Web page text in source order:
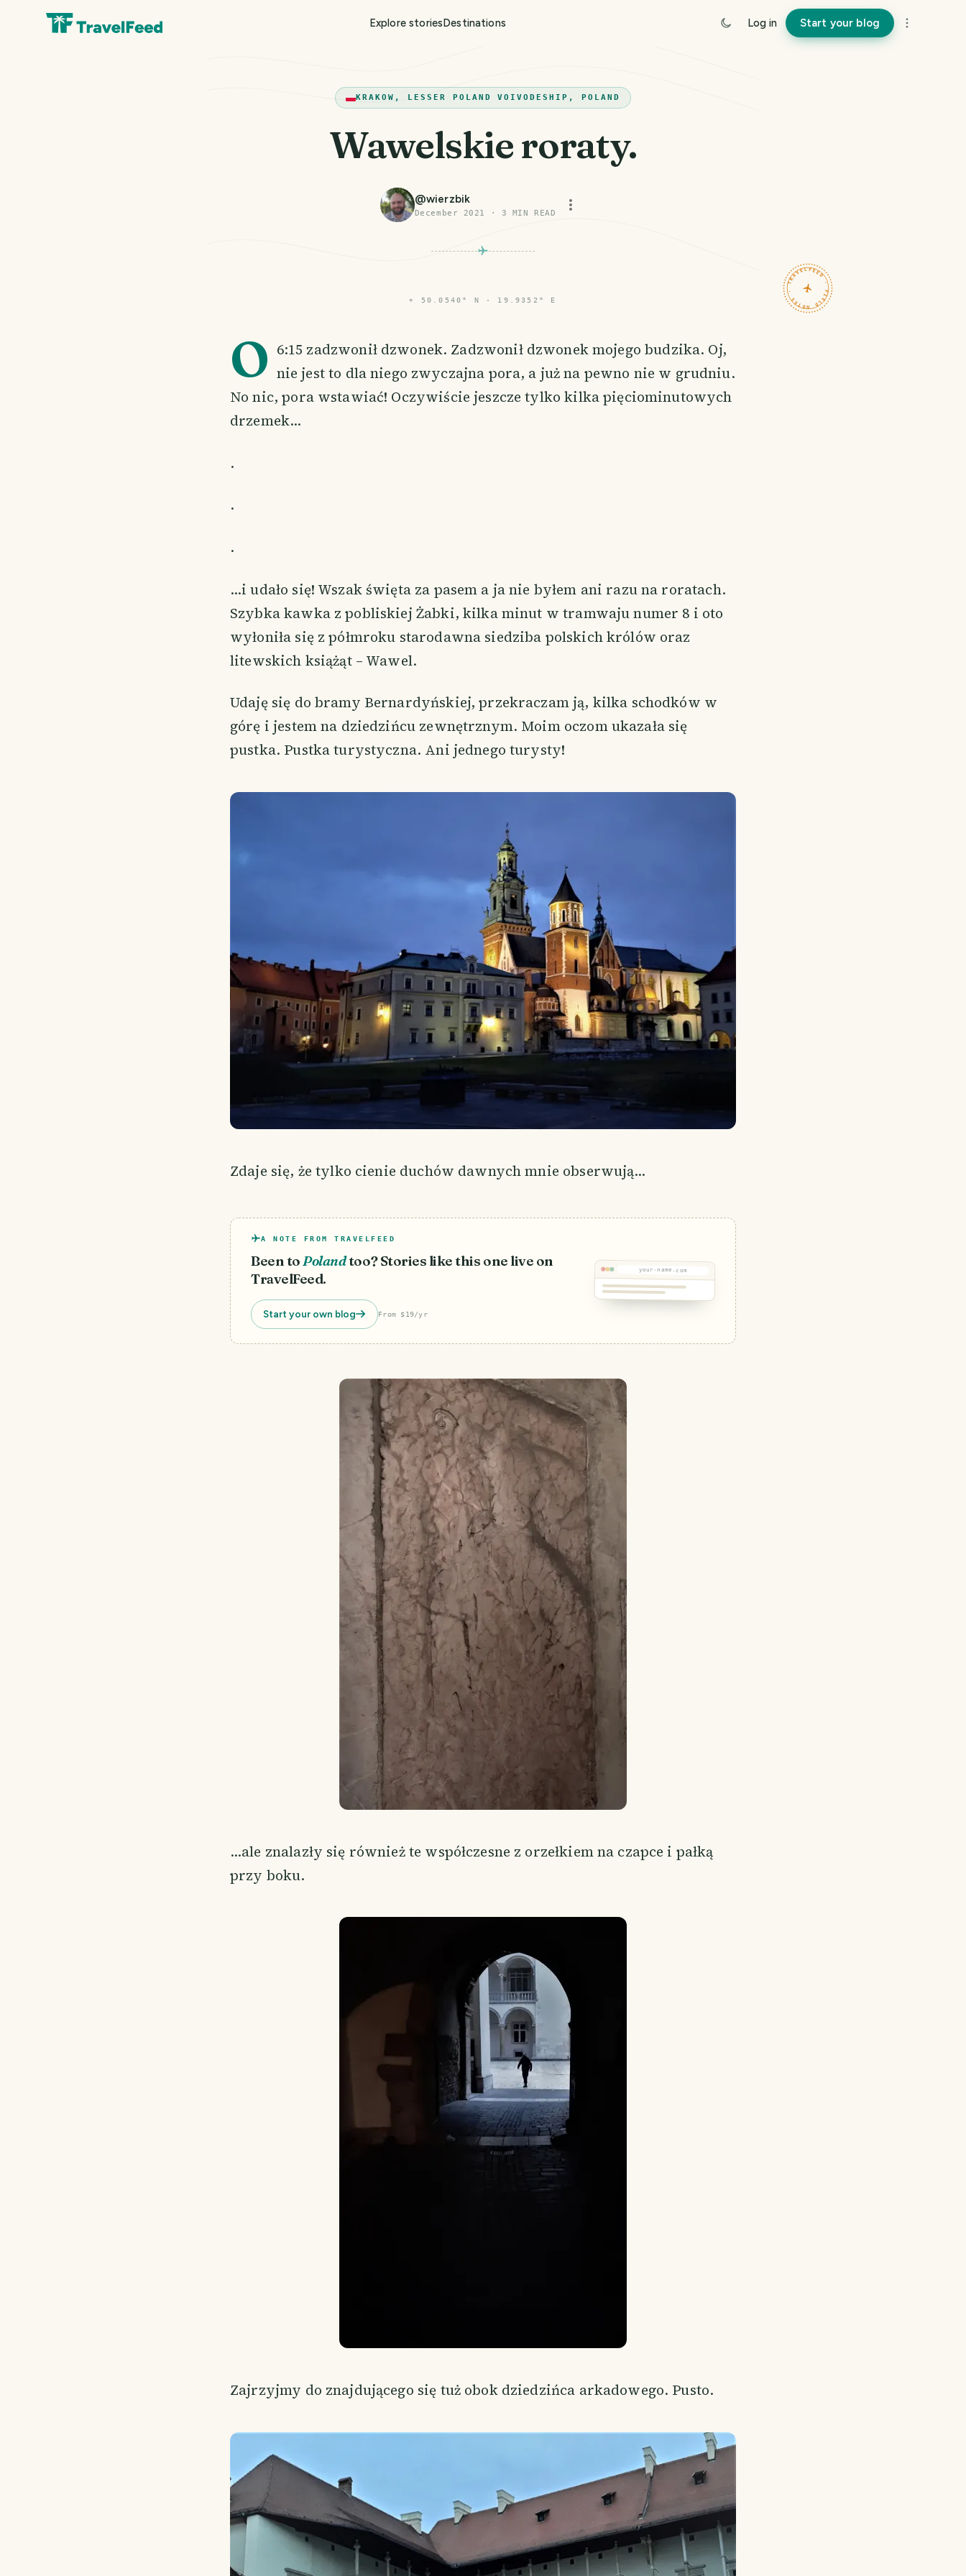
Explore storiesDestinations Log in Start your blog
KRAKOW, LESSER POLAND VOIVODESHIP, POLAND
Wawelskie roraty.
@wierzbik
December 2021 · 3 MIN READ
TRAVELFEED · FIELD NOTES ·
⌖ 50.0540° N · 19.9352° E
O 6:15 zadzwonił dzwonek. Zadzwonił dzwonek mojego budzika. Oj,
nie jest to dla niego zwyczajna pora, a już na pewno nie w grudniu.
No nic, pora wstawiać! Oczywiście jeszcze tylko kilka pięciominutowych
drzemek…
.
.
.
…i udało się! Wszak święta za pasem a ja nie byłem ani razu na roratach.
Szybka kawka z pobliskiej Żabki, kilka minut w tramwaju numer 8 i oto
wyłoniła się z półmroku starodawna siedziba polskich królów oraz
litewskich książąt – Wawel.
Udaję się do bramy Bernardyńskiej, przekraczam ją, kilka schodków w
górę i jestem na dziedzińcu zewnętrznym. Moim oczom ukazała się
pustka. Pustka turystyczna. Ani jednego turysty!
Zdaje się, że tylko cienie duchów dawnych mnie obserwują…
A NOTE FROM TRAVELFEED
Been toPolandtoo? Stories like this one live on
TravelFeed.
Start your own blog From $19/yr
your-name.com
…ale znalazły się również te współczesne z orzełkiem na czapce i pałką
przy boku.
Zajrzyjmy do znajdującego się tuż obok dziedzińca arkadowego. Pusto.